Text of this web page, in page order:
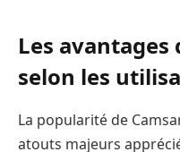
Les avantages
selon les
La popularité de
atouts majeurs